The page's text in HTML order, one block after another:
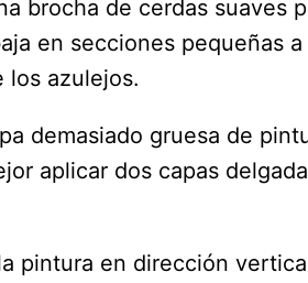
brocha de cerdas suaves
en secciones pequeñas
los azulejos.
demasiado gruesa de
aplicar dos capas
pintura en dirección